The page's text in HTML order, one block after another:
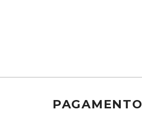
PAGAMENTO